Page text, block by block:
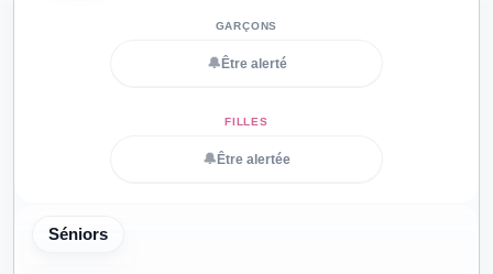
🔔 Être alerté
🔔 Être alertée
Séniors